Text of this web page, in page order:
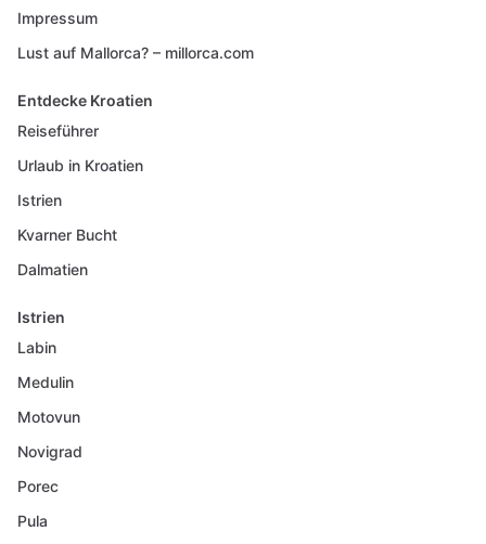
Impressum
Lust auf Mallorca? – millorca.com
Entdecke Kroatien
Reiseführer
Urlaub in Kroatien
Istrien
Kvarner Bucht
Dalmatien
Istrien
Labin
Medulin
Motovun
Novigrad
Porec
Pula